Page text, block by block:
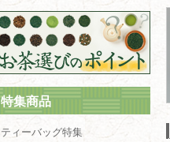
特集商品
ティーバッグ特集